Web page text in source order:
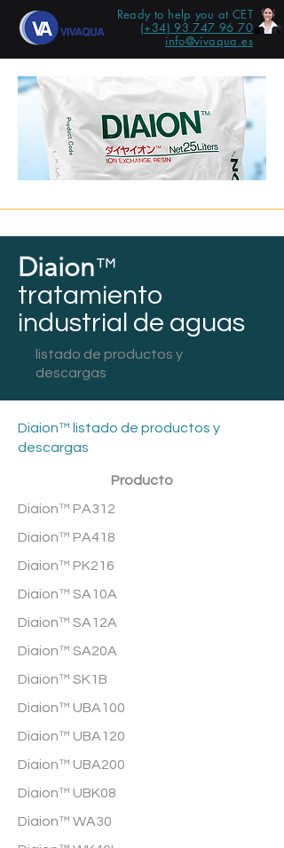
Ready to help you at CET
(+34) 93 747 96 70
info@vivaqua.es
Diaion™
tratamiento
industrial de aguas
listado de productos y
descargas
Diaion™ listado de productos y
descargas
Producto
Diaion™ PA312
Diaion™ PA418
Diaion™ PK216
Diaion™ SA10A
Diaion™ SA12A
Diaion™ SA20A
Diaion™ SK1B
Diaion™ UBA100
Diaion™ UBA120
Diaion™ UBA200
Diaion™ UBK08
Diaion™ WA30